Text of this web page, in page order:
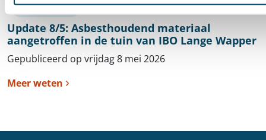
Brasschaat
Update 8/5: Asbesthoudend materiaal
aangetroffen in de tuin van IBO Lange Wapper
Gepubliceerd op vrijdag 8 mei 2026
Meer weten